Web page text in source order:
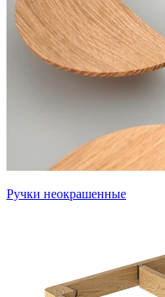
Ручки неокрашенные